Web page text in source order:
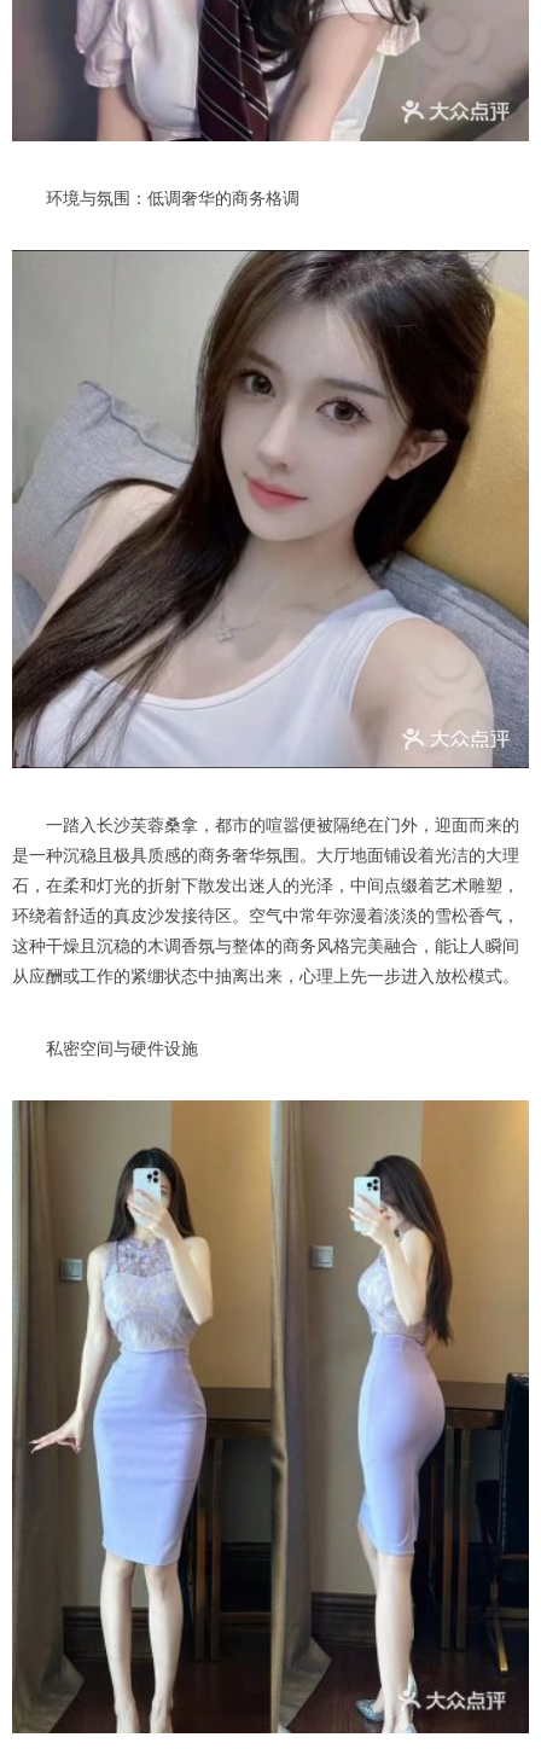
环境与氛围：低调奢华的商务格调
一踏入长沙芙蓉桑拿，都市的喧嚣便被隔绝在门外，迎面而来的
是一种沉稳且极具质感的商务奢华氛围。大厅地面铺设着光洁的大理
石，在柔和灯光的折射下散发出迷人的光泽，中间点缀着艺术雕塑，
环绕着舒适的真皮沙发接待区。空气中常年弥漫着淡淡的雪松香气，
这种干燥且沉稳的木调香氛与整体的商务风格完美融合，能让人瞬间
从应酬或工作的紧绷状态中抽离出来，心理上先一步进入放松模式。
私密空间与硬件设施